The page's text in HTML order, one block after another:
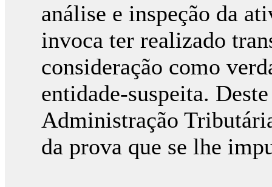
análise e inspeção da
invoca ter realizado
consideração como
entidade-suspeita.
Administração
da prova que se lhe